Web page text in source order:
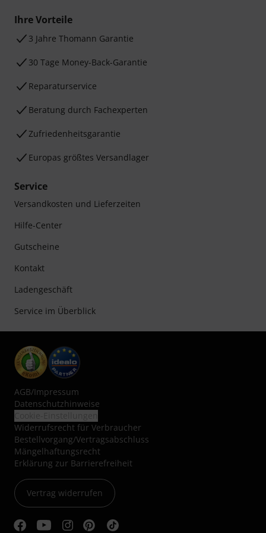
Ihre Vorteile
3 Jahre Thomann Garantie
30 Tage Money-Back-Garantie
Reparaturservice
Beratung durch Fachexperten
Zufriedenheitsgarantie
Europas größtes Versandlager
Service
Versandkosten und Lieferzeiten
Hilfe-Center
Gutscheine
Kontakt
Ladengeschäft
Service im Überblick
AGB/Impressum
Datenschutzhinweise
Widerrufsrecht für Verbraucher
Bestellvorgang/Vertragsabschluss
Mängelhaftungsrecht
Erklärung zur Barrierefreiheit
Vertrag widerrufen